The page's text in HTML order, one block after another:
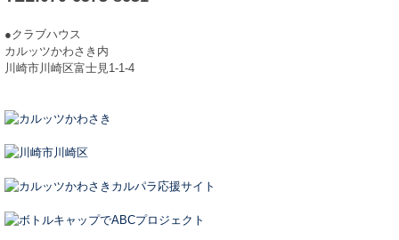
●クラブハウス
カルッツかわさき内
川崎市川崎区富士見1-1-4